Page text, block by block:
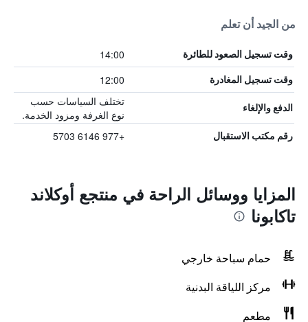
من الجيد أن تعلم
وقت تسجيل الصعود للطائرة 14:00
وقت تسجيل المغادرة 12:00
الدفع والإلغاء
تختلف السياسات حسب
نوع الغرفة ومزود الخدمة.
رقم مكتب الاستقبال +977 6146 5703
المزايا ووسائل الراحة في منتجع أوكلاند
تاكابونا
حمام سباحة خارجي
مركز اللياقة البدنية
مطعم